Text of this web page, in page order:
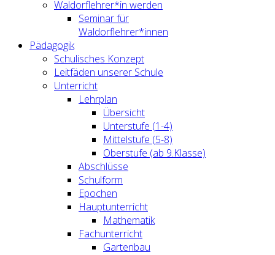
Waldorflehrer*in werden
Seminar für
Waldorflehrer*innen
Pädagogik
Schulisches Konzept
Leitfäden unserer Schule
Unterricht
Lehrplan
Übersicht
Unterstufe (1-4)
Mittelstufe (5-8)
Oberstufe (ab 9.Klasse)
Abschlüsse
Schulform
Epochen
Hauptunterricht
Mathematik
Fachunterricht
Gartenbau